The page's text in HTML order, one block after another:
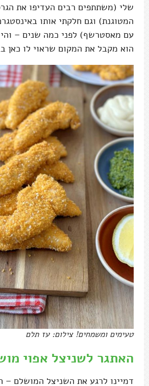
שלי (משתתפים רבים העדיפו את
המטוגנת) וגם חלקתי אותו
עם מאסטרשף) לפני כמה שנים –
הוא מקבל את המקום שראוי לו כאן
טעימים ומשמחים! צילום: עז תלם
האתגר לשניצל אפוי
דמיינו לרגע את השניצל המושלם –